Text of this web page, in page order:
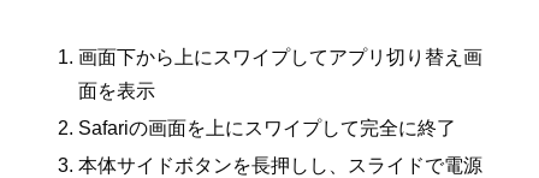
画面下から上にスワイプしてアプリ切り替え画
面を表示
Safariの画面を上にスワイプして完全に終了
本体サイドボタンを長押しし、スライドで電源